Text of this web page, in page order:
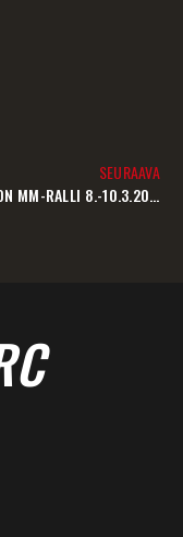
SEURAAVA
MEKSIKON MM-RALLI 8.-10.3.2019 – SIJOITUS: 8.